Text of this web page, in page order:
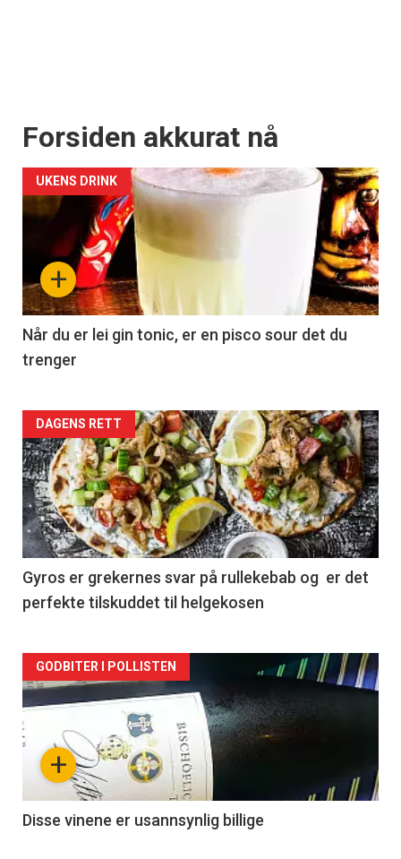
Forsiden akkurat nå
+
UKENS DRINK
Når du er lei gin tonic, er en pisco sour det du
trenger
Forsiden
akkurat
nå
-
2
DAGENS RETT
Gyros er grekernes svar på rullekebab og er det
perfekte tilskuddet til helgekosen
Forsiden
akkurat
nå
3
+
GODBITER I POLLISTEN
Disse vinene er usannsynlig billige